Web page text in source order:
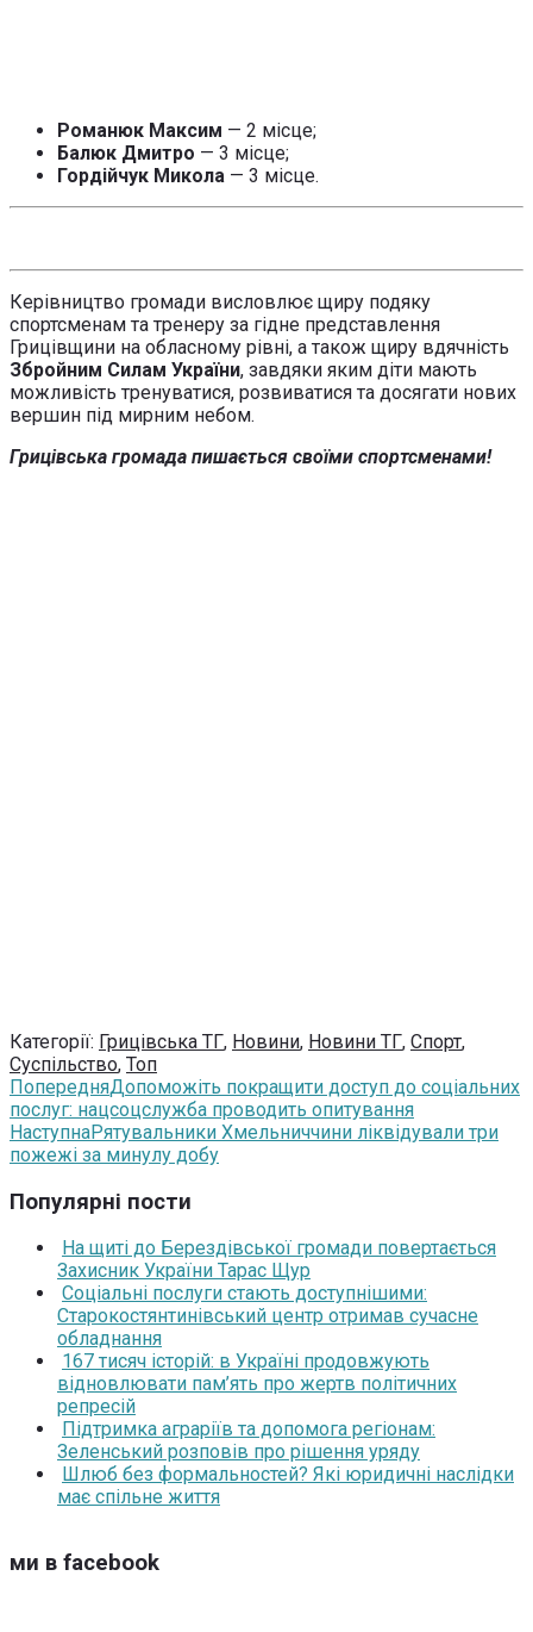
Романюк Максим — 2 місце;
Балюк Дмитро — 3 місце;
Гордійчук Микола — 3 місце.
Керівництво громади висловлює щиру подяку
спортсменам та тренеру за гідне представлення
Грицівщини на обласному рівні, а також щиру вдячність
Збройним Силам України, завдяки яким діти мають
можливість тренуватися, розвиватися та досягати нових
вершин під мирним небом.
Грицівська громада пишається своїми спортсменами!
Категорії: Грицівська ТГ, Новини, Новини ТГ, Спорт,
Суспільство, Топ
ПопередняДопоможіть покращити доступ до соціальних
послуг: нацсоцслужба проводить опитування
НаступнаРятувальники Хмельниччини ліквідували три
пожежі за минулу добу
Популярні пости
На щиті до Берездівської громади повертається
Захисник України Тарас Щур
Соціальні послуги стають доступнішими:
Старокостянтинівський центр отримав сучасне
обладнання
167 тисяч історій: в Україні продовжують
відновлювати пам’ять про жертв політичних
репресій
Підтримка аграріїв та допомога регіонам:
Зеленський розповів про рішення уряду
Шлюб без формальностей? Які юридичні наслідки
має спільне життя
ми в facebook